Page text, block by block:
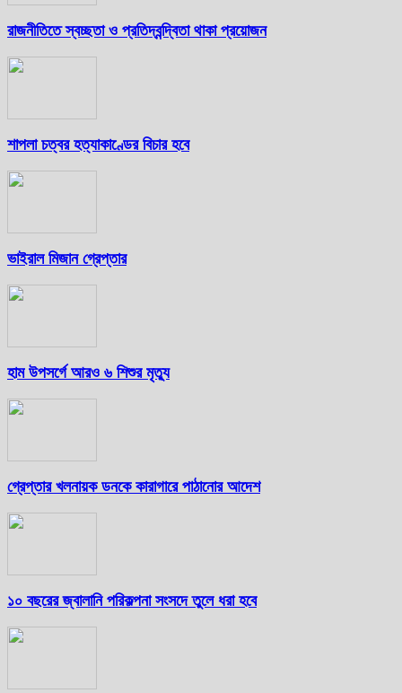
রাজনীতিতে স্বচ্ছতা ও প্রতিদ্বন্দ্বিতা থাকা প্রয়োজন
শাপলা চত্বর হত্যাকাণ্ডের বিচার হবে
ভাইরাল মিজান গ্রেপ্তার
হাম উপসর্গে আরও ৬ শিশুর মৃত্যু
গ্রেপ্তার খলনায়ক ডনকে কারাগারে পাঠানোর আদেশ
১০ বছরের জ্বালানি পরিকল্পনা সংসদে তুলে ধরা হবে